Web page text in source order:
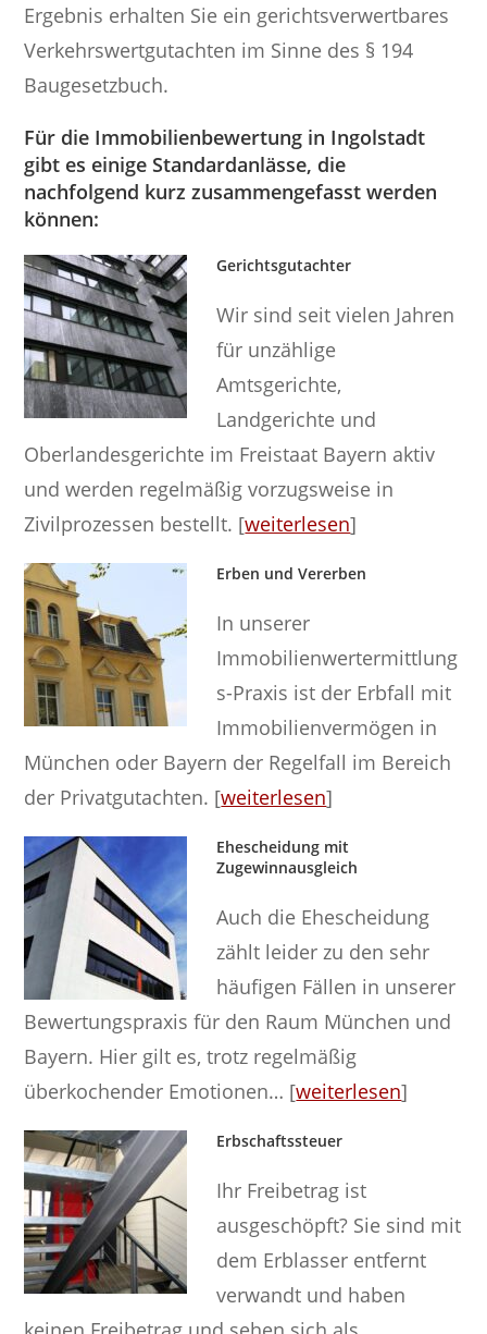
Ergebnis erhalten Sie ein gerichtsverwertbares
Verkehrswertgutachten im Sinne des § 194
Baugesetzbuch.
Für die Immobilienbewertung in Ingolstadt
gibt es einige Standardanlässe, die
nachfolgend kurz zusammengefasst werden
können:
Gerichtsgutachter
Wir sind seit vielen Jahren
für unzählige
Amtsgerichte,
Landgerichte und
Oberlandesgerichte im Freistaat Bayern aktiv
und werden regelmäßig vorzugsweise in
Zivilprozessen bestellt. [weiterlesen]
Erben und Vererben
In unserer
Immobilienwertermittlung
s-Praxis ist der Erbfall mit
Immobilienvermögen in
München oder Bayern der Regelfall im Bereich
der Privatgutachten. [weiterlesen]
Ehescheidung mit
Zugewinnausgleich
Auch die Ehescheidung
zählt leider zu den sehr
häufigen Fällen in unserer
Bewertungspraxis für den Raum München und
Bayern. Hier gilt es, trotz regelmäßig
überkochender Emotionen… [weiterlesen]
Erbschaftssteuer
Ihr Freibetrag ist
ausgeschöpft? Sie sind mit
dem Erblasser entfernt
verwandt und haben